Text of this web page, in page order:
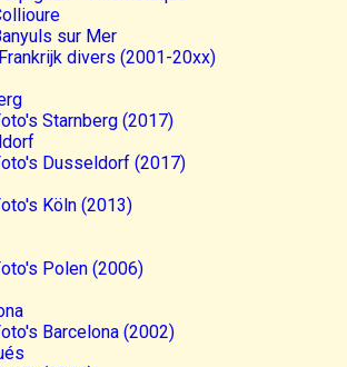
sur Mer
divers (2001-20xx)
Starnberg (2017)
Dusseldorf (2017)
Köln (2013)
Polen (2006)
Barcelona (2002)